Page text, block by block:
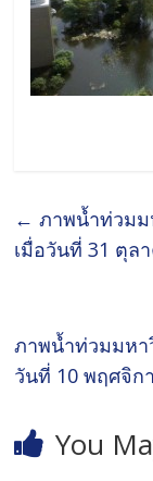
← ภาพน้ำท่วม
เมื่อวันที่ 31 ตุล
ภาพน้ำท่วมมหา
วันที่ 10 พฤศจิก
You